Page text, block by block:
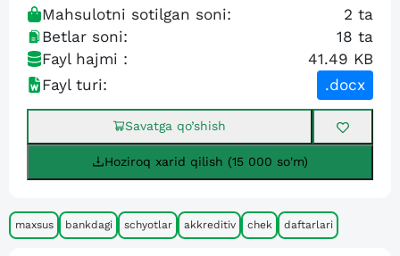
Mahsulotni sotilgan soni: 2 ta
Betlar soni:
18 ta
Fayl hajmi :
41.49 KB
Fayl turi:
.docx
Savatga qo’shish
Hoziroq xarid qilish (15 000 so'm)
maxsus bankdagi schyotlar akkreditiv chek daftarlari